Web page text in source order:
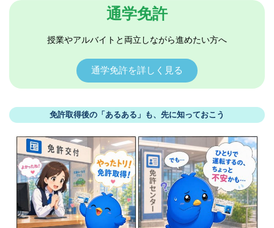
通学免許
授業やアルバイトと両立しながら進めたい方へ
通学免許を詳しく見る
免許取得後の「あるある」も、先に知っておこう